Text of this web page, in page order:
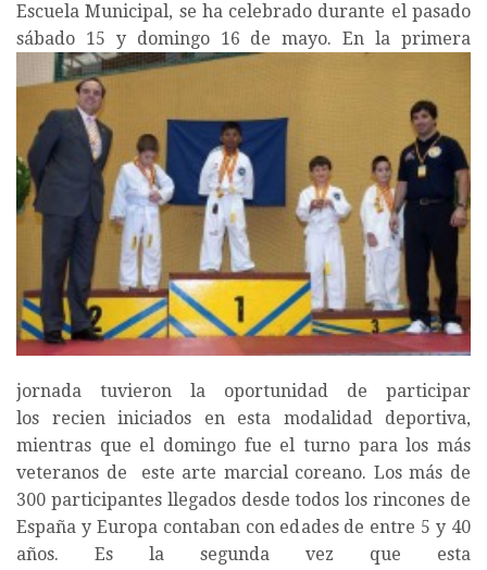
Escuela Municipal, se ha celebrado durante el pasado
sábado 15 y domingo 16 de mayo.En la primera
jornada tuvieron la oportunidad de participar
los recien iniciados en esta modalidad deportiva,
mientras que el domingo fue el turno para los más
veteranos de este arte marcial coreano. Los más de
300 participantes llegados desde todos los rincones de
España y Europa contaban con edades de entre 5 y 40
años. Es la segunda vez que esta